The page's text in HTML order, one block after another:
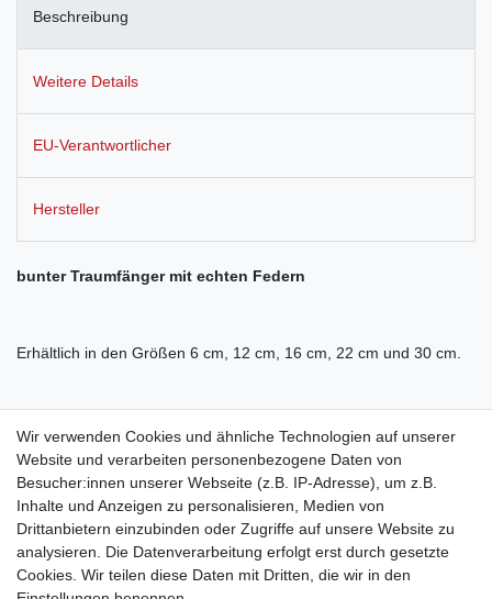
Beschreibung
Weitere Details
EU-Verantwortlicher
Hersteller
bunter Traumfänger mit echten Federn
Erhältlich in den Größen 6 cm, 12 cm, 16 cm, 22 cm und 30 cm.
Nach der indianischen Mythologie verschafft der Dreamcatcher
mit dem Netz in der Mitte dem Schlafenden einen von Alpträumen
befreiten Schlaf. Das Gewebe lässt die guten Träume auf den
Schlafenden herabsinken, die bösen Träume verfangen sich
jedoch im Netz und verbrennen mit dem ersten Tageslicht.
Wir verwenden Cookies und ähnliche Technologien auf unserer
Website und verarbeiten personenbezogene Daten von
Besucher:innen unserer Webseite (z.B. IP-Adresse), um z.B.
Inhalte und Anzeigen zu personalisieren, Medien von
Drittanbietern einzubinden oder Zugriffe auf unsere Website zu
analysieren. Die Datenverarbeitung erfolgt erst durch gesetzte
Cookies. Wir teilen diese Daten mit Dritten, die wir in den